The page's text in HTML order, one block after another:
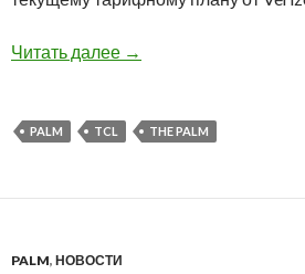
Читать далее Первый взгляд на
→
PALM TCL THE PALM
PALM, НОВОСТИ